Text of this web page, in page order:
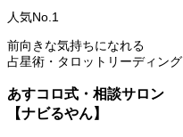
人気No.1
前向きな気持ちになれる
占星術・タロットリーディング
あすコロ式・相談サロン
【ナビるやん】